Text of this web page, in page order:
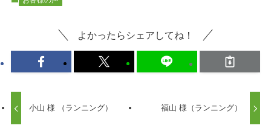
よかったらシェアしてね！
小山 様 （ランニング） 福山 様（ランニング）